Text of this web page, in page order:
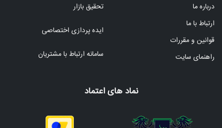
درباره ما
ارتباط با ما
قوانین و مقررات
راهنمای سایت
تحقیق بازار
ایده پردازی اختصاصی
سامانه ارتباط با مشتریان
نماد های اعتماد